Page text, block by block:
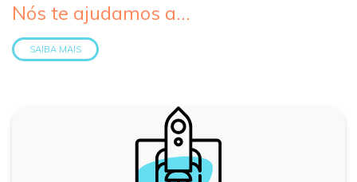
Nós te ajudamos a...
SAIBA MAIS